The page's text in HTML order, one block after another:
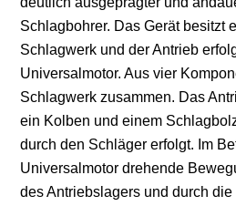
Schlagbohrer. Das Gerät besitzt
Schlagwerk und der Antrieb
Universalmotor. Aus vier
Schlagwerk zusammen. Das
ein Kolben und einem
durch den Schläger erfolgt. Im
Universalmotor drehende
des Antriebslagers und durch